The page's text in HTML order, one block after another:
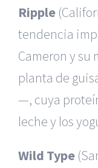
Ripple
tendencia
Cameron y su
planta de
—, cuya
leche y los
Wild Type